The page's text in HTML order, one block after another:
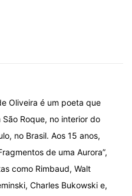
Oliveira é um poeta que
São Roque, no interior do
no Brasil. Aos 15 anos,
de uma Aurora”,
como Rimbaud, Walt
Charles Bukowski e,